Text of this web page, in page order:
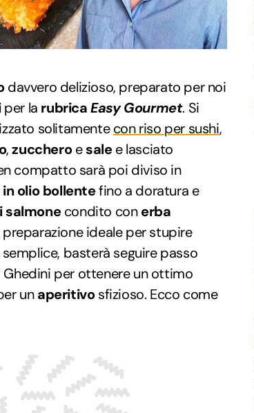
davvero delizioso, preparato per noi
per la rubricaEasy Gourmet. Si
solitamentecon riso per sushi,
,zuccheroesalee lasciato
compatto sarà poi diviso in
olio bollentefino a doratura e
condito conerba
preparazione ideale per stupire
basterà seguire passo
per ottenere un ottimo
unaperitivosfizioso. Ecco come